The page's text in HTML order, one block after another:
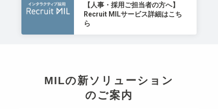
【人事・採用ご担当者の方へ】
Recruit MILサービス詳細はこち
ら
MILの新ソリューション
のご案内